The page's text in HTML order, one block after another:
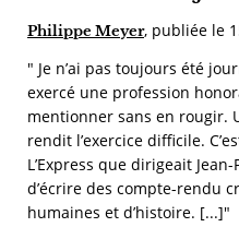
Philippe Meyer, publiée le
" Je n’ai pas toujours été
exercé une profession
mentionner sans en rougir.
rendit l’exercice difficile.
L’Express que dirigeait
d’écrire des compte-rendu
humaines et d’histoire. [...]"